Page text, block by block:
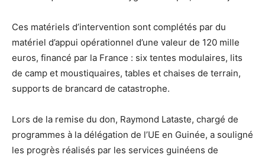
Ces matériels d’intervention sont complétés par du
matériel d’appui opérationnel d’une valeur de 120 mille
euros, financé par la France : six tentes modulaires, lits
de camp et moustiquaires, tables et chaises de terrain,
supports de brancard de catastrophe.
Lors de la remise du don, Raymond Lataste, chargé de
programmes à la délégation de l’UE en Guinée, a souligné
les progrès réalisés par les services guinéens de